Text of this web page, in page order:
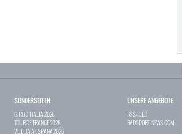
SONDERSEITEN
GIRO D`ITALIA 2026
TOUR DE FRANCE 2026
VUELTA A ESPAÑA 2026
UNSERE ANGEBOTE
RSS-FEED
RADSPORT-NEWS.COM